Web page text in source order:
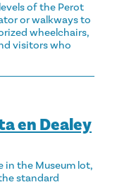
of the Perot
or walkways to
wheelchairs,
visitors who
en Dealey
in the Museum lot,
standard